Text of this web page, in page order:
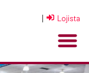
| Lojista